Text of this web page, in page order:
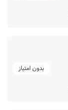
بدون امتیاز